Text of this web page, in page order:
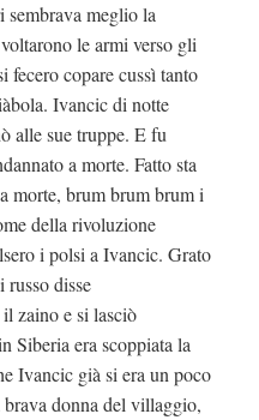
sembrava meglio la
le armi verso gli
fecero copare cussì tanto
Ivancic di notte
alle sue truppe. E fu
a morte. Fatto sta
morte, brum brum brum i
della rivoluzione
i polsi a Ivancic. Grato
russo disse
zaino e si lasciò
Siberia era scoppiata la
Ivancic già si era un poco
donna del villaggio,